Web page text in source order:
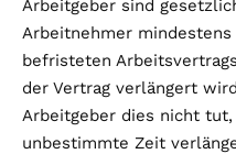
Arbeitgeber sind
Arbeitnehmer
befristeten
der Vertrag verlängert
Arbeitgeber dies nicht
unbestimmte Zeit